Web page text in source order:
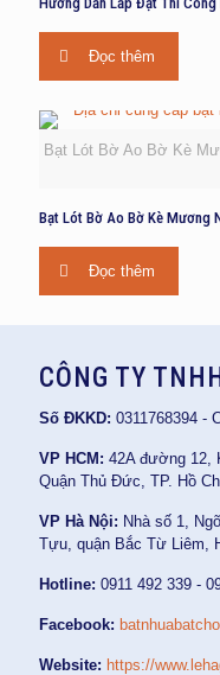
Đọc thêm
Bạt Lót Bờ Ao Bờ Kè
Bạt Lót Bờ Ao Bờ Kè Mương
Đọc thêm
CÔNG TY
Số ĐKKD: 0311768394 -
VP HCM: 42A đường 12,
Quận Thủ Đức, TP. Hồ
VP Hà Nội: Nhà số 1,
Tựu, quận Bắc Từ Liêm,
Hotline: 0911 492 339 -
Facebook:
Website: https://